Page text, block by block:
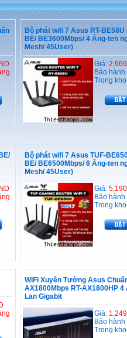
Bộ phát wifi 7 Asus RT-BE58U
BE/ BE3600Mbps/ 4 Ăng-ten
Mesh/ 45User)
Giá:
Bảo hành
Trong
Bộ phát wifi 7 Asus TUF-
BE/ BE6500Mbps/ 6 Ăng-ten
Mesh/ 45User)
Giá:
Bảo hành
Trong
WiFi Xuyên Tường Asus
AX1800Mbps RT-AX1800HP 4
Lan Gigabit
Giá:
Bảo hành
Trong